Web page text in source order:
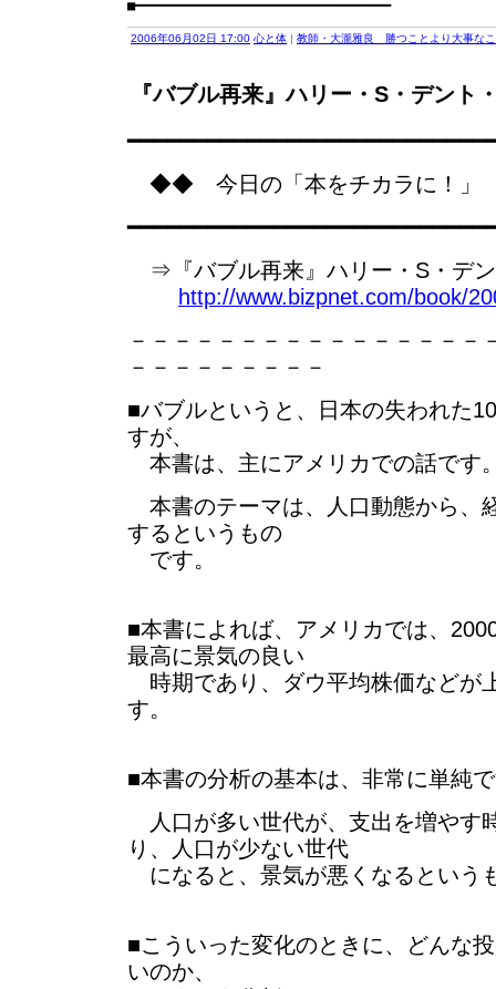
2006年06月02日 17:00 心と体 | 教師・大瀧雅良 勝つことより大事な
『バブル再来』ハリー・S・デント
◆◆ 今日の「本をチカラに！
⇒『バブル再来』ハリー・S・デ
http://www.bizpnet.com/book/
－－－－－－－－－－－－－－－－
－－－－－－－－－
■バブルというと、日本の失われた
すが、
本書は、主にアメリカでの話です
本書のテーマは、人口動態から、
するというもの
です。
■本書によれば、アメリカでは、
最高に景気の良い
時期であり、ダウ平均株価などが
す。
■本書の分析の基本は、非常に単純
人口が多い世代が、支出を増やす
り、人口が少ない世代
になると、景気が悪くなるという
■こういった変化のときに、どんな
いのか、